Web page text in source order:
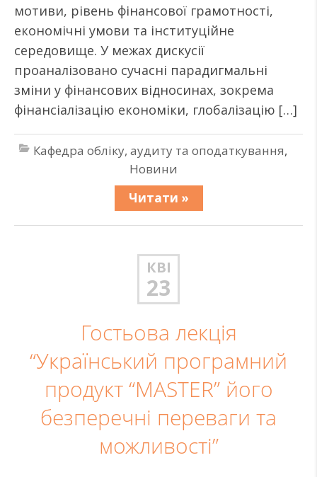
мотиви, рівень фінансової грамотності,
економічні умови та інституційне
середовище. У межах дискусії
проаналізовано сучасні парадигмальні
зміни у фінансових відносинах, зокрема
фінансіалізацію економіки, глобалізацію […]
Кафедра обліку, аудиту та оподаткування,
Новини
Читати »
КВІ
23
Гостьова лекція
“Український програмний
продукт “MASTER” його
безперечні переваги та
можливості”